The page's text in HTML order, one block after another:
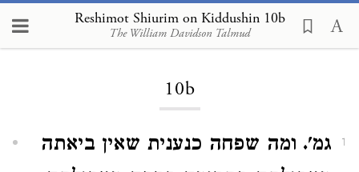
Reshimot Shiurim on Kiddushin 10b
The William Davidson Talmud
Loading...
10b
1
גמ'. ומה שפחה כנענית שאין ביאתה